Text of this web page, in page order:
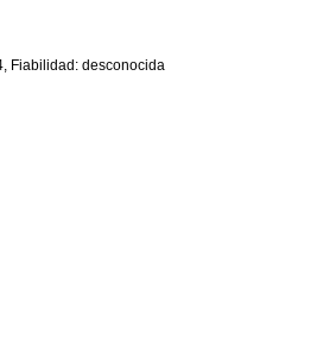
Fiabilidad: desconocida